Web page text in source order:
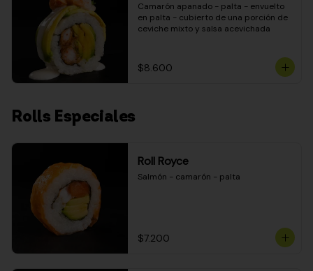
Camarón apanado - palta - envuelto
en palta - cubierto de una porción de
ceviche mixto y salsa acevichada
$8.600
Rolls Especiales
Roll Royce
Salmón - camarón - palta
$7.200